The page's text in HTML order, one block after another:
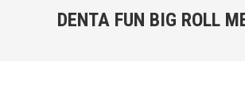
DENTA FUN BIG ROLL